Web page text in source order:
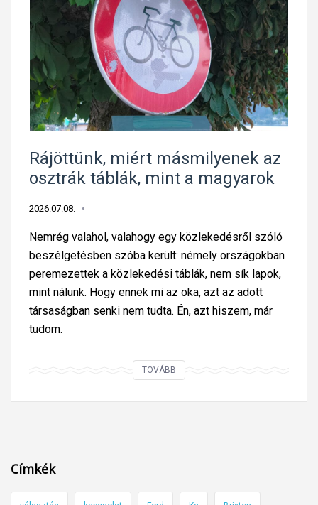
Rájöttünk, miért másmilyenek az
osztrák táblák, mint a magyarok
2026.07.08.
Nemrég valahol, valahogy egy közlekedésről szóló
beszélgetésben szóba került: némely országokban
peremezettek a közlekedési táblák, nem sík lapok,
mint nálunk. Hogy ennek mi az oka, azt az adott
társaságban senki nem tudta. Én, azt hiszem, már
tudom.
TOVÁBB
j
Címkék